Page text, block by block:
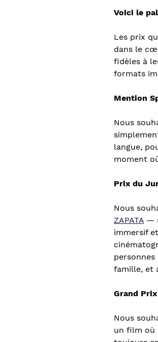
Voici le
Les prix
dans le
fidèles à
formats
Mention
Nous
langue,
moment
Prix du
Nous
ZAPATA —
immersif
famille, et
Grand Prix
Nous
un film où